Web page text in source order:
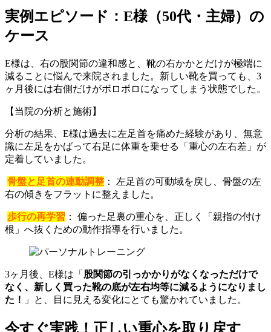
実例エピソード：E様（50代・主婦）の
ケース
E様は、右の股関節の違和感と、靴の右かかとだけが極端に
減ることに悩んで来院されました。新しい靴を買っても、3
ヶ月後には右側だけがボロボロになってしまう状態でした。
【当院の分析と施術】
分析の結果、E様は過去に左足首を痛めた経験があり、無意
識に左足をかばって右足に体重を乗せる「重心の左右差」が
定着していました。
骨盤と足首の連動調整 ： 左足首の可動域を戻し、骨盤の左
右の傾きをフラットに整えました。
歩行の再学習 ： 偏った足裏の重心を、正しく「親指の付け
根」へ抜くための動作指導を行いました。
3ヶ月後、E様は「 股関節の引っかかりがなくなっただけで
なく、新しく買った靴の底が左右均等に減るようになりまし
た！
」と、目に見える変化にとても驚かれていました。
今すぐ実践！正しい重心を取り戻す